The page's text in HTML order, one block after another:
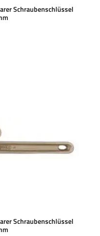
Schraubenschlüssel
Schraubenschlüssel